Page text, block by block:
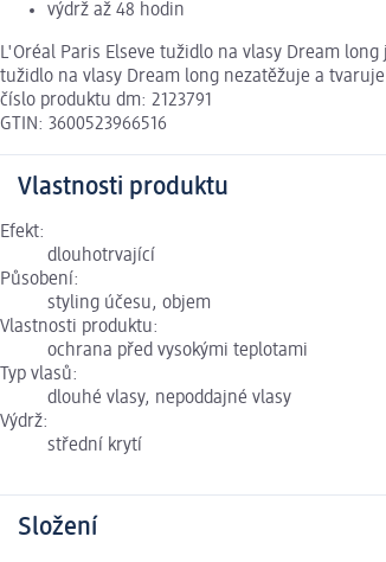
výdrž až 48 hodin
L'Oréal Paris Elseve tužidlo na vlasy Dream
tužidlo na vlasy Dream long nezatěžuje a
číslo produktu dm: 2123791
GTIN: 3600523966516
Vlastnosti produktu
Efekt:
dlouhotrvající
Působení:
styling účesu, objem
Vlastnosti produktu:
ochrana před vysokými teplotami
Typ vlasů:
dlouhé vlasy, nepoddajné vlasy
Výdrž:
střední krytí
Složení